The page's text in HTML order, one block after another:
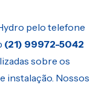
pelo telefone
(21) 99972-5042
sobre os
instalação. Nossos